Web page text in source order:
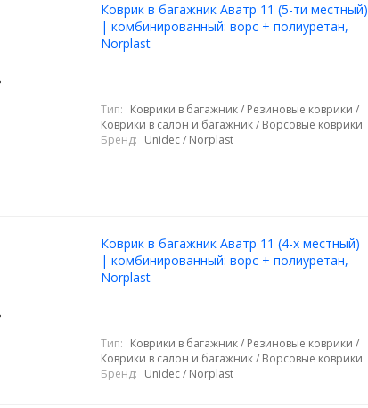
Коврик в багажник Аватр 11 (5-ти местный)
| комбинированный: ворс + полиуретан,
Norplast
Тип: Коврики в багажник / Резиновые коврики /
Коврики в салон и багажник / Ворсовые коврики
Бренд: Unidec / Norplast
Коврик в багажник Аватр 11 (4-х местный)
| комбинированный: ворс + полиуретан,
Norplast
Тип: Коврики в багажник / Резиновые коврики /
Коврики в салон и багажник / Ворсовые коврики
Бренд: Unidec / Norplast